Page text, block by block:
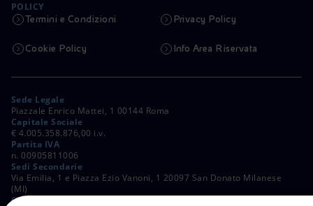
POLICY
Termini e Condizioni Privacy Policy
Cookie Policy Info Area Riservata
Sede Legale
Piazzale Enrico Mattei, 1 00144 Roma
Capitale Sociale
€ 4.005.358.876,00 i.v.
Partita IVA
n. 00905811006
Sedi Secondarie
Via Emilia, 1 e Piazza Ezio Vanoni, 1 20097 San Donato Milanese
(MI)
C. Fiscale e Registro Imprese di Roma